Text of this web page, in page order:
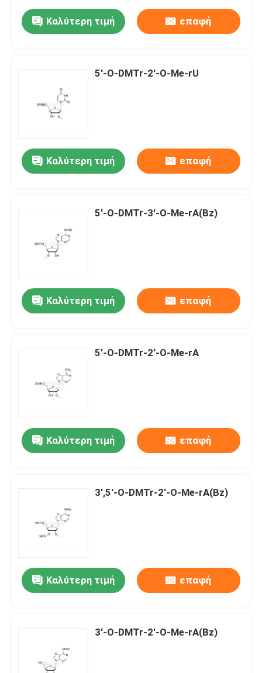
Προϊόντα
Περίπου εμείς
Ποιοτικός έλεγχος
Ειδήσεις
Φωσφοραμιδίτες
Καλύτερη τιμή επαφή
5'-O-DMTr-2'-O-Me-rU
Καλύτερη τιμή επαφή
5'-O-DMTr-3'-O-Me-rA(Bz)
Καλύτερη τιμή επαφή
5'-O-DMTr-2'-O-Me-rA
Καλύτερη τιμή επαφή
3',5'-O-DMTr-2'-O-Me-rA(Bz)
Καλύτερη τιμή επαφή
3'-O-DMTr-2'-O-Me-rA(Bz)